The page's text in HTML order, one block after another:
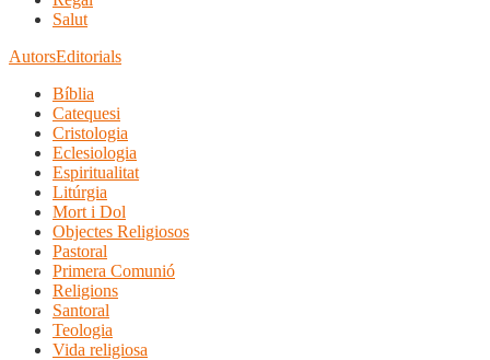
Salut
AutorsEditorials
Bíblia
Catequesi
Cristologia
Eclesiologia
Espiritualitat
Litúrgia
Mort i Dol
Objectes Religiosos
Pastoral
Primera Comunió
Religions
Santoral
Teologia
Vida religiosa